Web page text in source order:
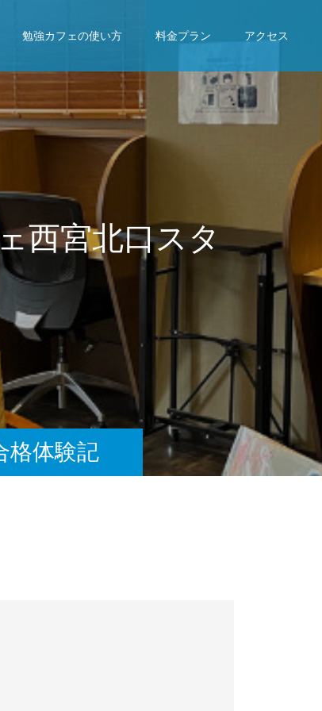
勉強カフェの使い方 料金プラン アクセス
格体験記
スタジオで、成果を